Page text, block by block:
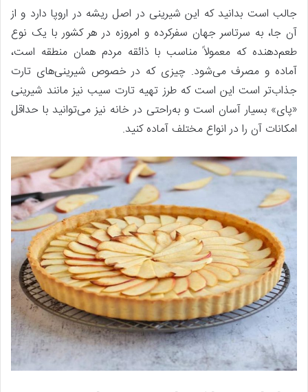
جالب است بدانید که این شیرینی در اصل ریشه در اروپا دارد و از
آن جا، به­ سر­تا­سر جهان سفرکرده و امروزه در هر کشور با یک نوع
طعم‌دهنده که معمولاً مناسب با ذائقه مردم همان منطقه است،
آماده و مصرف می‌شود. چیزی که در خصوص شیرینی‌های تارت
جذاب‌تر است این است که طرز تهیه تارت سیب نیز مانند شیرینی
«پای» بسیار آسان است و به‌راحتی در خانه نیز می‌توانید با حداقل
امکانات آن را در انواع مختلف آماده کنید.